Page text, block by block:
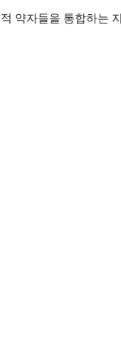
약자들을 통합하는